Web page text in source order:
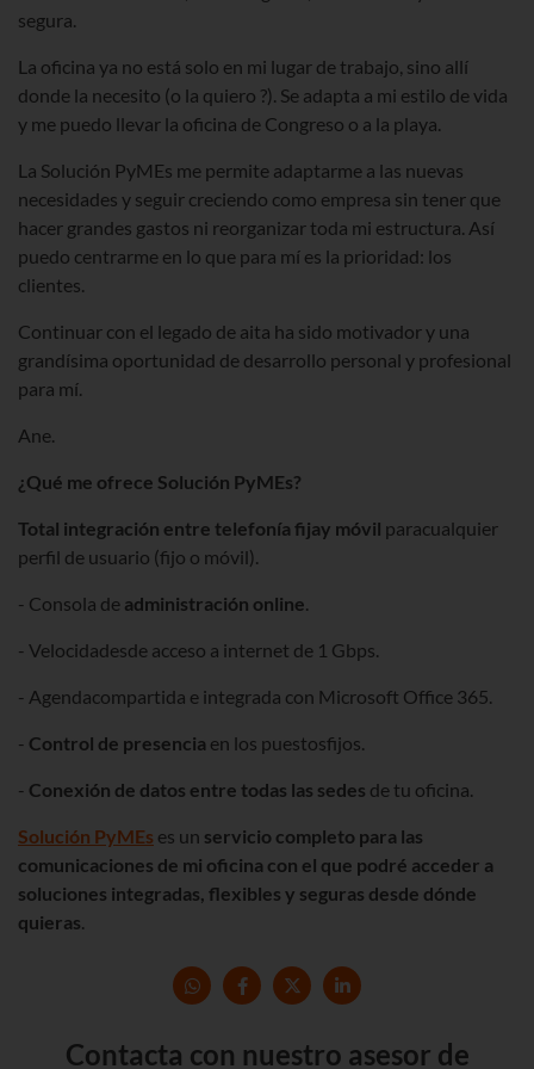
segura.
La oficina ya no está solo en mi lugar de trabajo, sino allí
donde la necesito (o la quiero ?). Se adapta a mi estilo de vida
y me puedo llevar la oficina de Congreso o a la playa.
La Solución PyMEs me permite adaptarme a las nuevas
necesidades y seguir creciendo como empresa sin tener que
hacer grandes gastos ni reorganizar toda mi estructura. Así
puedo centrarme en lo que para mí es la prioridad: los
clientes.
Continuar con el legado de aita ha sido motivador y una
grandísima oportunidad de desarrollo personal y profesional
para mí.
Ane.
¿Qué me ofrece Solución PyMEs?
Total integración entre telefonía fijay móvil paracualquier
perfil de usuario (fijo o móvil).
- Consola de administración online.
- Velocidadesde acceso a internet de 1 Gbps.
- Agendacompartida e integrada con Microsoft Office 365.
- Control de presencia en los puestosfijos.
- Conexión de datos entre todas las sedes de tu oficina.
Solución PyMEs es un servicio completo para las
comunicaciones de mi oficina con el que podré acceder a
soluciones integradas, flexibles y seguras desde dónde
quieras.
Contacta con nuestro asesor de